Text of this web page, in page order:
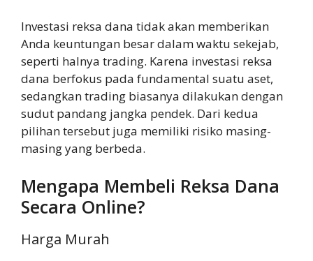
Investasi reksa dana tidak akan memberikan
Anda keuntungan besar dalam waktu sekejab,
seperti halnya trading. Karena investasi reksa
dana berfokus pada fundamental suatu aset,
sedangkan trading biasanya dilakukan dengan
sudut pandang jangka pendek. Dari kedua
pilihan tersebut juga memiliki risiko masing-
masing yang berbeda.
Mengapa Membeli Reksa Dana
Secara Online?
Harga Murah